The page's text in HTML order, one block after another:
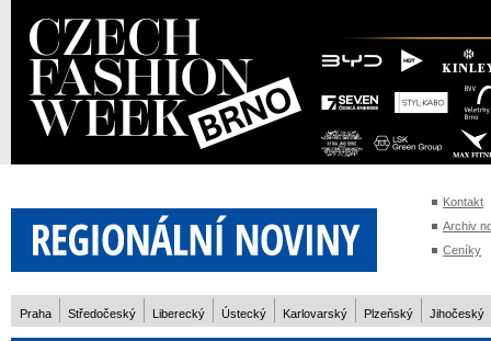
Kontakt
Archiv
Ceníky
Praha Středočeský Liberecký Ústecký Karlovarský Plzeňský Jihočeský